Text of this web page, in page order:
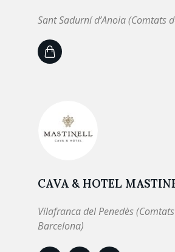
Sant Sadurní d’Anoia (Comtats
CAVA & HOTEL
Vilafranca del Penedès
Barcelona)